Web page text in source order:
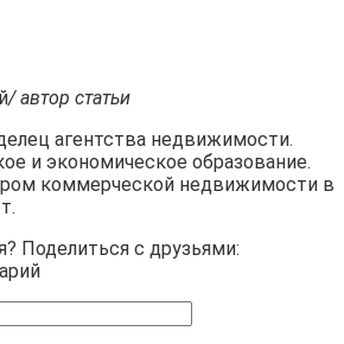
/ автор статьи
агентства недвижимости.
и экономическое образование.
коммерческой недвижимости в
Поделиться с друзьями: